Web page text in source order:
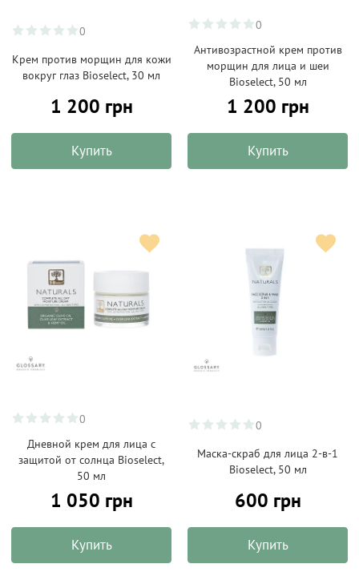
0
Крем против морщин для кожи
вокруг глаз Bioselect, 30 мл
1 200 грн
Купить
0
Антивозрастной крем против
морщин для лица и шеи
Bioselect, 50 мл
1 200 грн
Купить
0
Дневной крем для лица с
защитой от солнца Bioselect,
50 мл
1 050 грн
Купить
0
Маска-скраб для лица 2-в-1
Bioselect, 50 мл
600 грн
Купить